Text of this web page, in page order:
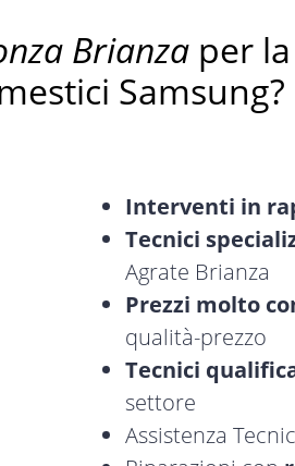
Brianzaper la
Samsung?
Interventi in
Tecnici
Agrate Brianza
Prezzi molto
qualità-prezzo
Tecnici
settore
Assistenza